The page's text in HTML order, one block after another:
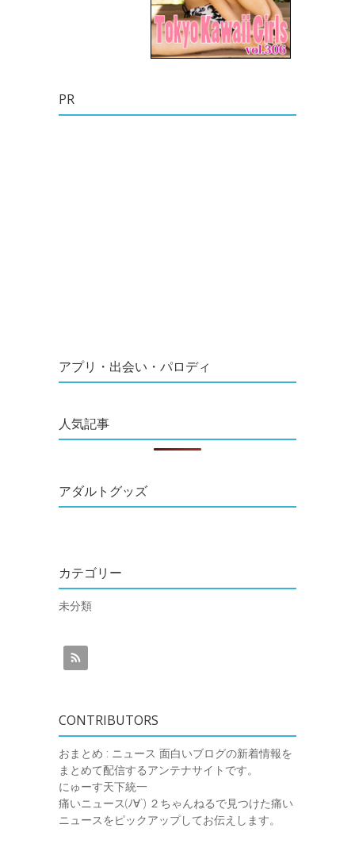
PR
アプリ・出会い・パロディ
人気記事
アダルトグッズ
カテゴリー
未分類
CONTRIBUTORS
おまとめ : ニュース 面白いブログの新着情報を
まとめて配信するアンテナサイトです。
にゅーす天下統一
痛いニュース(ﾉ∀`) ２ちゃんねるで見つけた痛い
ニュースをピックアップしてお伝えします。